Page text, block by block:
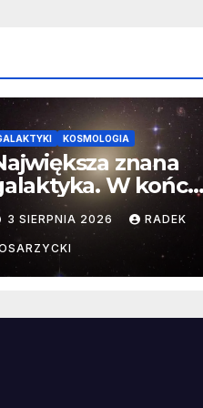
KOSMOLOGIA
znana
W końcu
jej
wymiary
3 SIERPNIA 2026 RADEK